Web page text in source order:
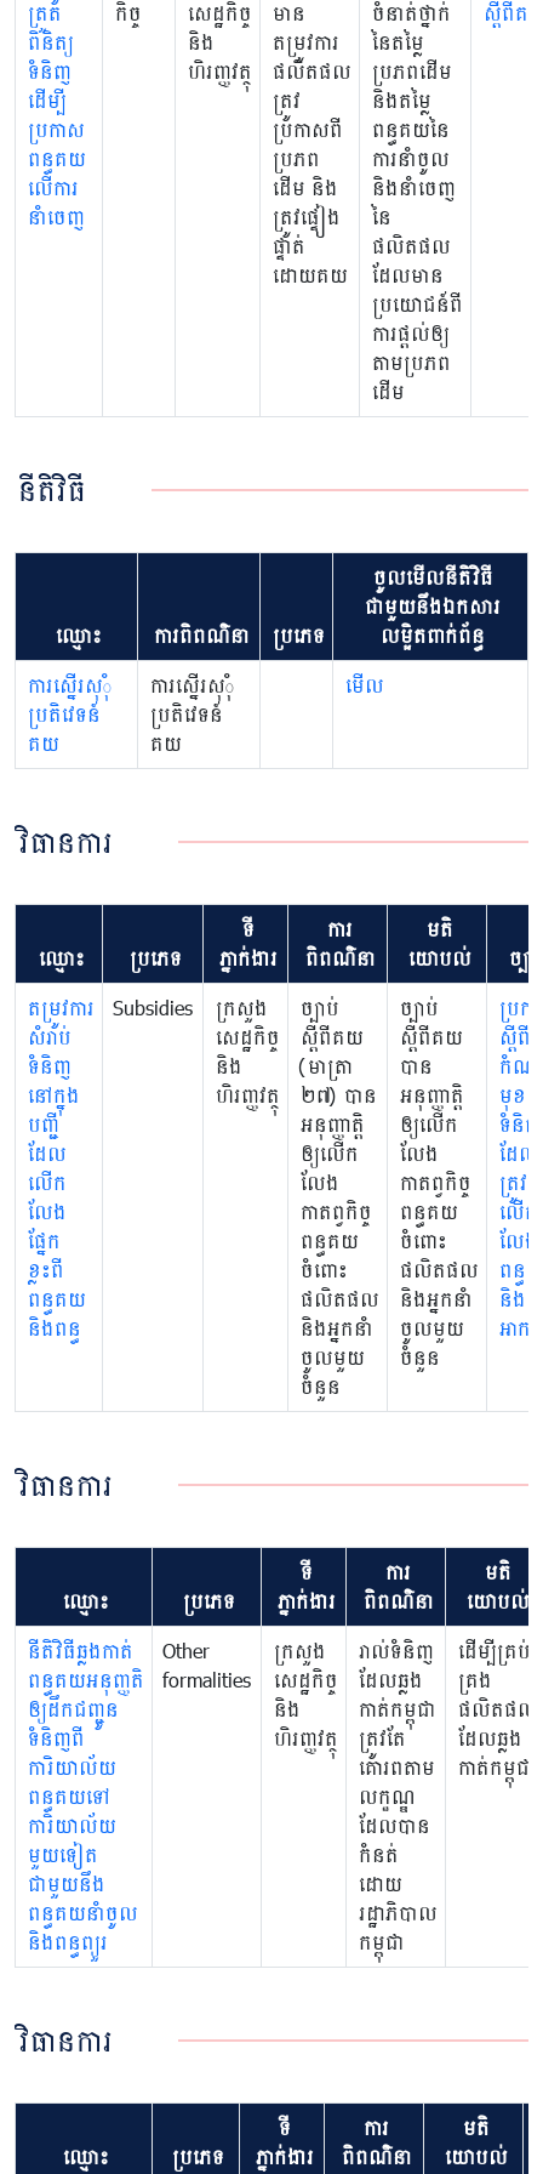
ត្រួត
ពិនិត្យ
ទំនិញ
ដើម្បី
ប្រកាស
ពន្ធគយ
លើការ
នាំចេញ
កិច្ច
សេដ្ឋកិច្ច
និង
ហិរញ្ញវត្ថុ
មាន
តម្រូវការ
ផលិតផល
ត្រូវ
ប្រកាសពី
ប្រភព
ដើម និង
ត្រូវផ្ទៀង
ផ្ទាត់
ដោយគយ
ចំនាត់ថ្នាក់
នៃតម្លៃ
ប្រភពដើម
និងតម្លៃ
ពន្ធគយនៃ
ការនាំចូល
និងនាំចេញ
នៃ
ផលិតផល
ដែលមាន
ប្រយោជន៍ពី
ការផ្តល់ឲ្យ
តាមប្រភព
ដើម
ស្តីពីគយ
នីតិវិធី
ឈ្មោះ ការពិពណ៌នា ប្រភេទ
ចូលមើលនីតិវិធី
ជាមួយនឹងឯកសារ
លម្អិតពាក់ព័ន្ធ
ការស្នើរសុុំ
ប្រតិវេទន៍
គយ
ការស្នើរសុុំ
ប្រតិវេទន៍
គយ
មើល
វិធានការ
ឈ្មោះ ប្រភេទ
ទី
ភ្នាក់ងារ
ការ
ពិពណ៌នា
មតិ
យោបល់
ច្បា
តម្រូវការ
សំរាប់
ទំនិញ
នៅក្នុង
បញ្ជី
ដែល
លើក
លែង
ផ្នែក
ខ្លះពី
ពន្ធគយ
និងពន្ធ
Subsidies
ក្រសួង
សេដ្ឋកិច្ច
និង
ហិរញ្ញវត្ថុ
​ច្បាប់
ស្តីពីគយ
(មាត្រា
២៧) បាន
អនុញ្ញាត្តិ
ឲ្យលើក
លែង
កាតព្វកិច្ច
ពន្ធគយ
ចំពោះ
ផលិតផល
និងអ្នកនាំ
ចូលមួយ
ចំនួន
​ច្បាប់
ស្តីពីគយ
បាន
អនុញ្ញាត្តិ
ឲ្យលើក
លែង
កាតព្វកិច្ច
ពន្ធគយ
ចំពោះ
ផលិតផល
និងអ្នកនាំ
ចូលមួយ
ចំនួន
ប្រក
ស្តីពីក
កំណ
មុខ
ទំនិញ
ដែល
ត្រូវ
លើក
លែង
ពន្ធ
និង
អាករ
វិធានការ
ឈ្មោះ ប្រភេទ
ទី
ភ្នាក់ងារ
ការ
ពិពណ៌នា
មតិ
យោបល់
នីតិវិធីឆ្លងកាត់
ពន្ធគយអនុញ្ញតិ
ឲ្យដឹកជញ្ជូន
ទំនិញពី
ការិយាល័យ
ពន្ធគយទៅ
ការិយាល័យ
មួយទៀត
ជាមួយនឹង
ពន្ធគយនាំចូល
និងពន្ធព្យួរ
Other
formalities
ក្រសួង
សេដ្ឋកិច្ច
និង
ហិរញ្ញវត្ថុ
រាល់ទំនិញ
ដែលឆ្លង
កាត់កម្ពុជា
ត្រូវតែ
គោរពតាម
លក្ខណ្ឌ
ដែលបាន
កំនត់
ដោយ
រដ្ឋាភិបាល
កម្ពុជា
ដើម្បីគ្រប់
គ្រង
ផលិតផល
ដែលឆ្លង
កាត់កម្ពុជា
វិធានការ
ឈ្មោះ ប្រភេទ
ទី
ភ្នាក់ងារ
ការ
ពិពណ៌នា
មតិ
យោបល់